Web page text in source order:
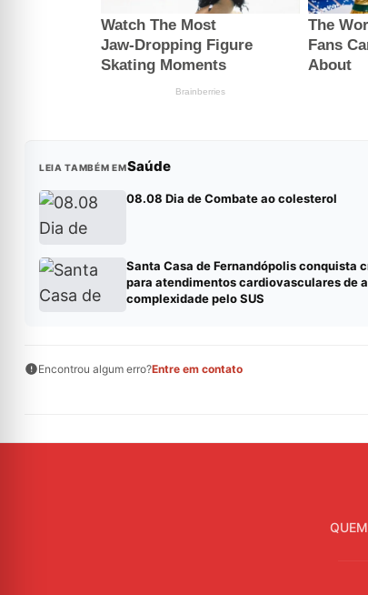
LEIA TAMBÉM EMSaúde
08.08 Dia de Combate ao colesterol
Santa Casa de Fernandópolis conquista
para atendimentos cardiovasculares de
complexidade pelo SUS
Encontrou algum erro?Entre em contato